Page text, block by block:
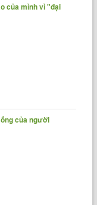
của mình vì "đại
của người